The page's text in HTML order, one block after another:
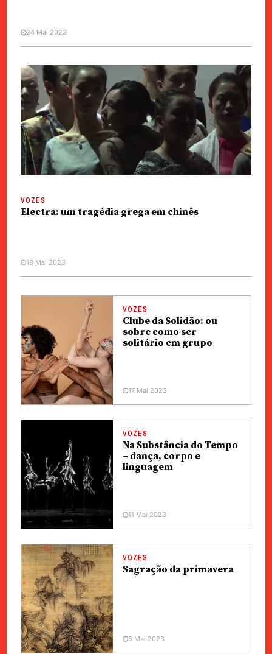
24 Mai 2023
VOZES
Electra: um tragédia grega em chinês
18 Mai 2023
VOZES
Clube da Solidão: ou
sobre como ser
solitário em grupo
17 Mai 2023
VOZES
Na Substância do Tempo
– dança, corpo e
linguagem
11 Mai 2023
VOZES
Sagração da primavera
5 Mai 2023